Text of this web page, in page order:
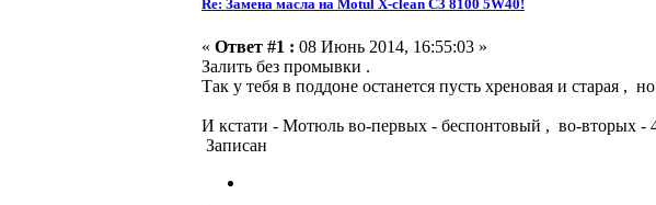
Re: Замена масла на Motul X-clean C3 8100 5W40!
« Ответ #1 : 08 Июнь 2014, 16:55:03 »
Залить без промывки .
Так у тебя в поддоне останется пусть хреновая и старая
И кстати - Мотюль во-первых - беспонтовый , во-вторых -
Записан